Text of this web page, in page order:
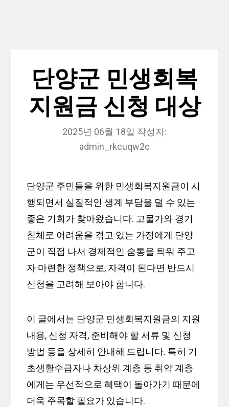
단양군 민생회복
지원금 신청 대상
2025년 06월 18일 작성자:
admin_rkcuqw2c
단양군 주민들을 위한 민생회복지원금이 시
행되면서 실질적인 생계 부담을 덜 수 있는
좋은 기회가 찾아왔습니다. 고물가와 경기
침체로 어려움을 겪고 있는 가정에게 단양
군이 직접 나서 경제적인 숨통을 틔워 주고
자 마련한 정책으로, 자격이 된다면 반드시
신청을 고려해 보아야 합니다.
이 글에서는 단양군 민생회복지원금의 지원
내용, 신청 자격, 준비해야 할 서류 및 신청
방법 등을 상세히 안내해 드립니다. 특히 기
초생활수급자나 차상위 계층 등 취약 계층
에게는 우선적으로 혜택이 돌아가기 때문에
더욱 주목할 필요가 있습니다.